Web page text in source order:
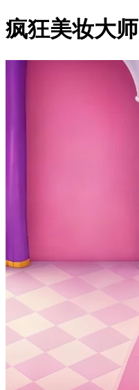
疯狂美妆大师